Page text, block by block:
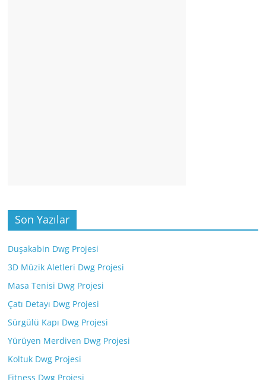
Son Yazılar
Duşakabin Dwg Projesi
3D Müzik Aletleri Dwg Projesi
Masa Tenisi Dwg Projesi
Çatı Detayı Dwg Projesi
Sürgülü Kapı Dwg Projesi
Yürüyen Merdiven Dwg Projesi
Koltuk Dwg Projesi
Fitness Dwg Projesi